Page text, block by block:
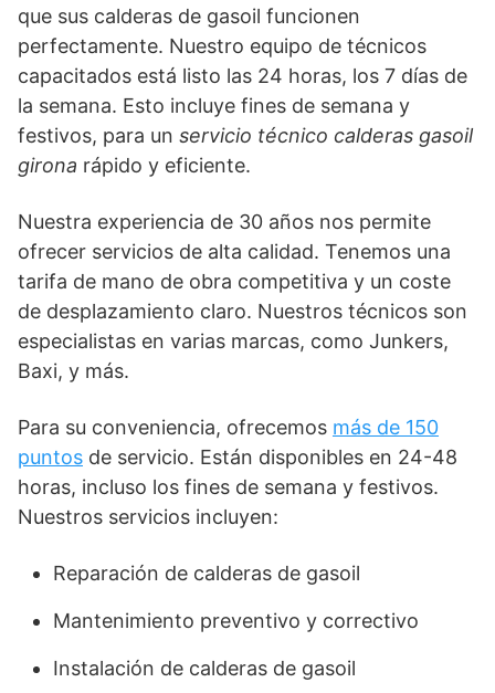
que sus calderas de gasoil funcionen
perfectamente. Nuestro equipo de técnicos
capacitados está listo las 24 horas, los 7 días de
la semana. Esto incluye fines de semana y
festivos, para un servicio técnico calderas gasoil
girona rápido y eficiente.
Nuestra experiencia de 30 años nos permite
ofrecer servicios de alta calidad. Tenemos una
tarifa de mano de obra competitiva y un coste
de desplazamiento claro. Nuestros técnicos son
especialistas en varias marcas, como Junkers,
Baxi, y más.
Para su conveniencia, ofrecemos más de 150
puntos de servicio. Están disponibles en 24-48
horas, incluso los fines de semana y festivos.
Nuestros servicios incluyen:
Reparación de calderas de gasoil
Mantenimiento preventivo y correctivo
Instalación de calderas de gasoil